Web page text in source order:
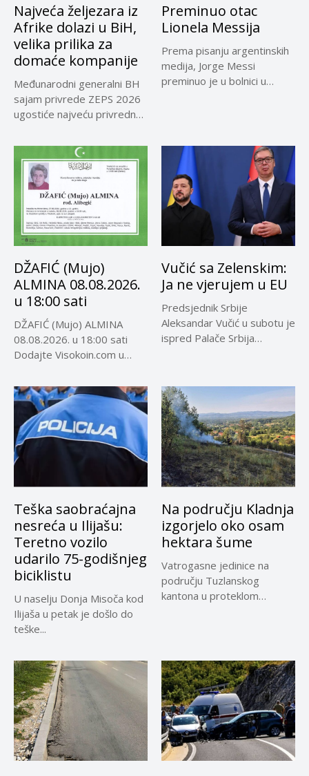
Najveća željezara iz
Afrike dolazi u BiH,
velika prilika za
domaće kompanije
Međunarodni generalni BH
sajam privrede ZEPS 2026
ugostiće najveću privrednu
Preminuo otac
Lionela Messija
Prema pisanju argentinskih
medija, Jorge Messi
preminuo je u bolnici u
DŽAFIĆ (Mujo)
ALMINA 08.08.2026.
u 18:00 sati
DŽAFIĆ (Mujo) ALMINA
08.08.2026. u 18:00 sati
Dodajte Visokoin.com u
Vučić sa Zelenskim:
Ja ne vjerujem u EU
Predsjednik Srbije
Aleksandar Vučić u subotu je
ispred Palače Srbija
Teška saobraćajna
nesreća u Ilijašu:
Teretno vozilo
udarilo 75-godišnjeg
biciklistu
U naselju Donja Misoča kod
Ilijaša u petak je došlo do
teške...
Na području Kladnja
izgorjelo oko osam
hektara šume
Vatrogasne jedinice na
području Tuzlanskog
kantona u proteklom